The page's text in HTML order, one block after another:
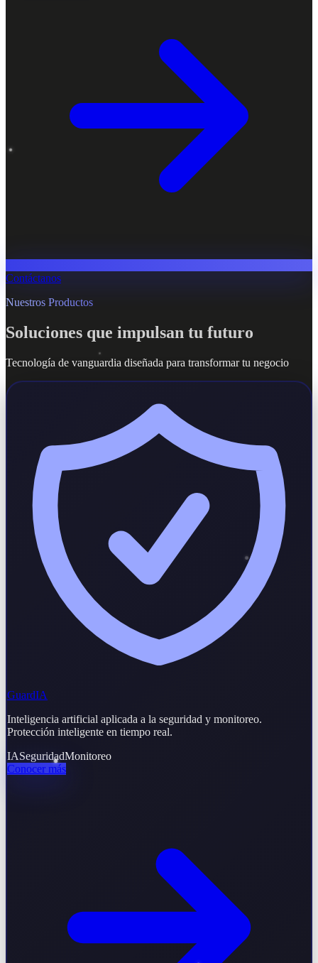
Contáctanos
Nuestros Productos
Soluciones que impulsan tu futuro
Tecnología de vanguardia diseñada para transformar tu negocio
GuardIA
Inteligencia artificial aplicada a la seguridad y monitoreo.
Protección inteligente en tiempo real.
IASeguridadMonitoreo
Conocer más